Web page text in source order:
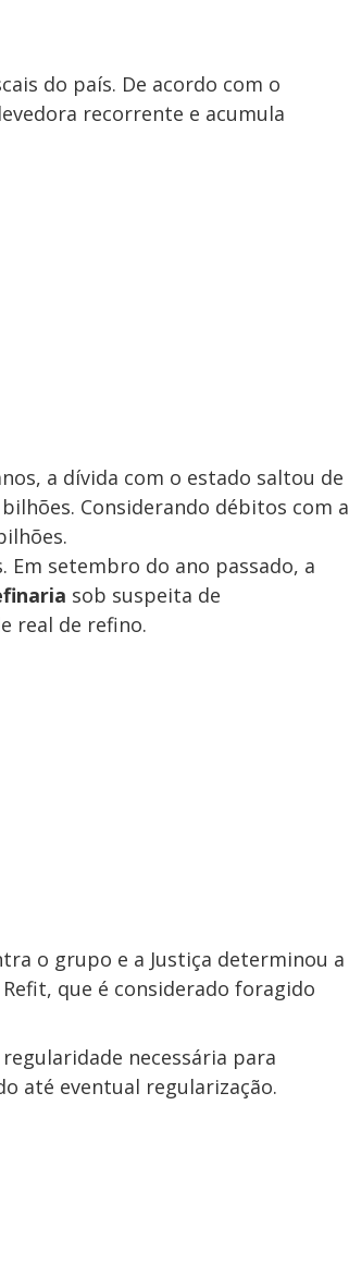
do país. De acordo com o
recorrente e acumula
a dívida com o estado saltou de
Considerando débitos com a
Em setembro do ano passado, a
sob suspeita de
real de refino.
o grupo e a Justiça determinou a
que é considerado foragido
necessária para
até eventual regularização.